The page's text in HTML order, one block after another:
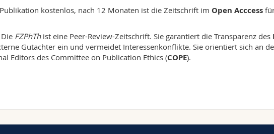
kostenlos, nach 12 Monaten ist die Zeitschrift im Open Acccess
FZPhThist eine Peer-Review-Zeitschrift. Sie garantiert die Transparenz des
Gutachter ein und vermeidet Interessenkonflikte. Sie orientiert sich an
Editors des Committee on Publication Ethics (COPE).